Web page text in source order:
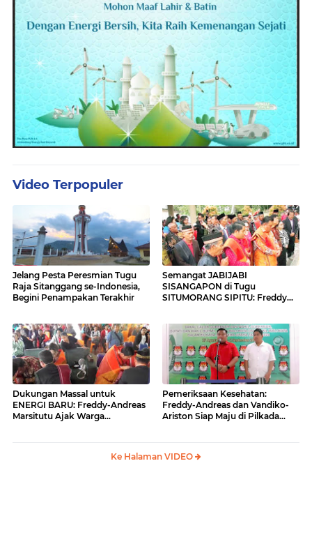
Video Terpopuler
Jelang Pesta Peresmian Tugu
Raja Sitanggang se-Indonesia,
Begini Penampakan Terakhir
Semangat JABIJABI
SISANGAPON di Tugu
SITUMORANG SIPITU: Freddy
Dukungan Massal untuk
ENERGI BARU: Freddy-Andreas
Marsitutu Ajak Warga
Pemeriksaan Kesehatan:
Freddy-Andreas dan Vandiko-
Ariston Siap Maju di Pilkada
Ke Halaman VIDEO